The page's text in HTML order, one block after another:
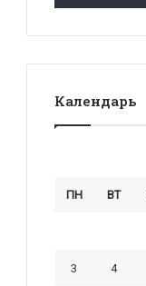
Календарь
ПН ВТ
3 4